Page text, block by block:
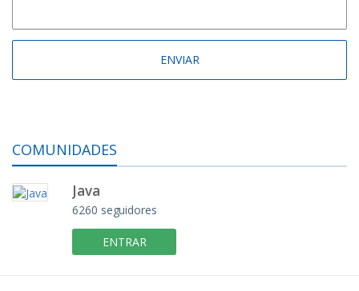
COMUNIDADES
Java
6260 seguidores
ENTRAR